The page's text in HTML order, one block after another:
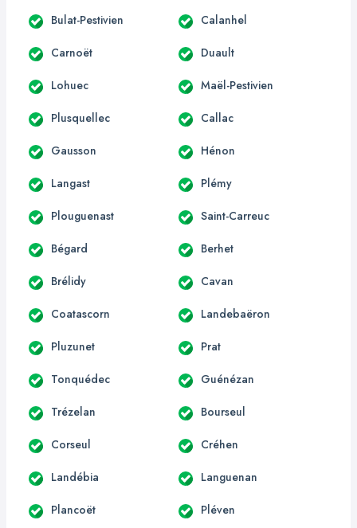
Bulat-Pestivien Calanhel
Carnoët Duault
Lohuec Maël-Pestivien
Plusquellec Callac
Gausson Hénon
Langast Plémy
Plouguenast Saint-Carreuc
Bégard Berhet
Brélidy Cavan
Coatascorn Landebaëron
Pluzunet Prat
Tonquédec Guénézan
Trézelan Bourseul
Corseul Créhen
Landébia Languenan
Plancoët Pléven